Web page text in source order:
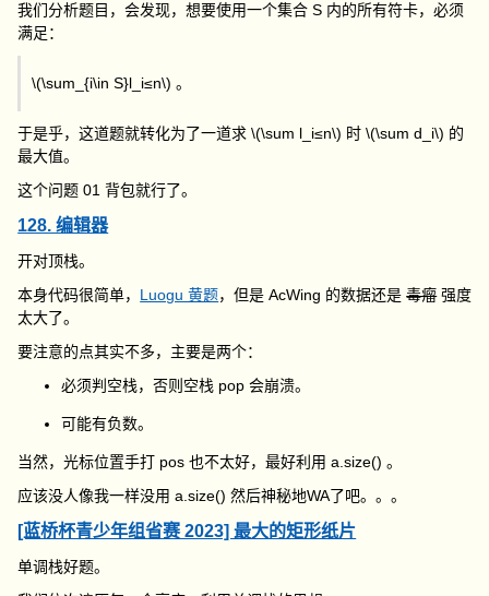
我们分析题目，会发现，想要使用一个集合 S 内的所有符卡，必须
满足：
\(\sum_{i\in S}l_i≤n\) 。
于是乎，这道题就转化为了一道求\(\sum l_i≤n\) 时\(\sum d_i\) 的
最大值。
这个问题 01 背包就行了。
128. 编辑器
开对顶栈。
本身代码很简单， Luogu 黄题，但是 AcWing 的数据还是毒瘤强度
太大了。
要注意的点其实不多，主要是两个：
必须判空栈，否则空栈 pop 会崩溃。
可能有负数。
当然，光标位置手打 pos 也不太好，最好利用a.size() 。
应该没人像我一样没用a.size() 然后神秘地WA了吧。。。
[蓝桥杯青少年组省赛 2023] 最大的矩形纸片
单调栈好题。